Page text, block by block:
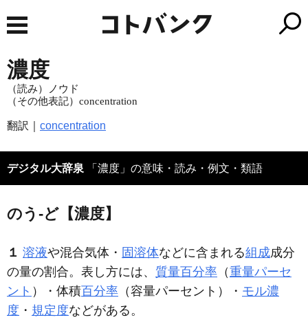
濃度
（読み）ノウド
（その他表記）concentration
翻訳｜ concentration
デジタル大辞泉 「濃度」の意味・読み・例文・類語
のう‐ど【濃度】
１ 溶液や混合気体・ 固溶体などに含まれる組成成分
の量の割合。表し方には、 質量百分率 （重量パーセ
ント ）・体積百分率 （容量パーセント）・ モル濃
度 ・ 規定度などがある。